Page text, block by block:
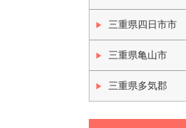
三重県四日市市
三重県亀山市
三重県多気郡